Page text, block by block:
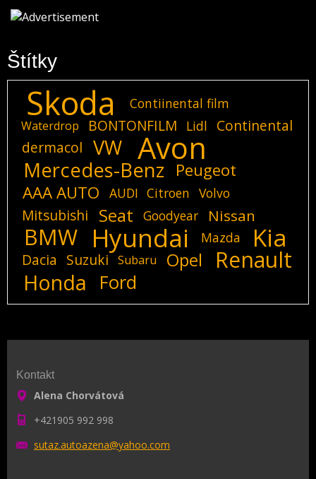
Štítky
Skoda Contiinental film
Waterdrop BONTONFILM Lidl
Continental
dermacol
VW Avon
Mercedes-Benz
Peugeot
AAA AUTO
AUDI Citroen Volvo
Mitsubishi Seat Goodyear Nissan
BMW Hyundai Mazda Kia
Dacia Suzuki Subaru Opel Renault
Honda Ford
Kontakt
Alena Chorvátová
+421905 992 998
sutaz.autoazena@yahoo.com